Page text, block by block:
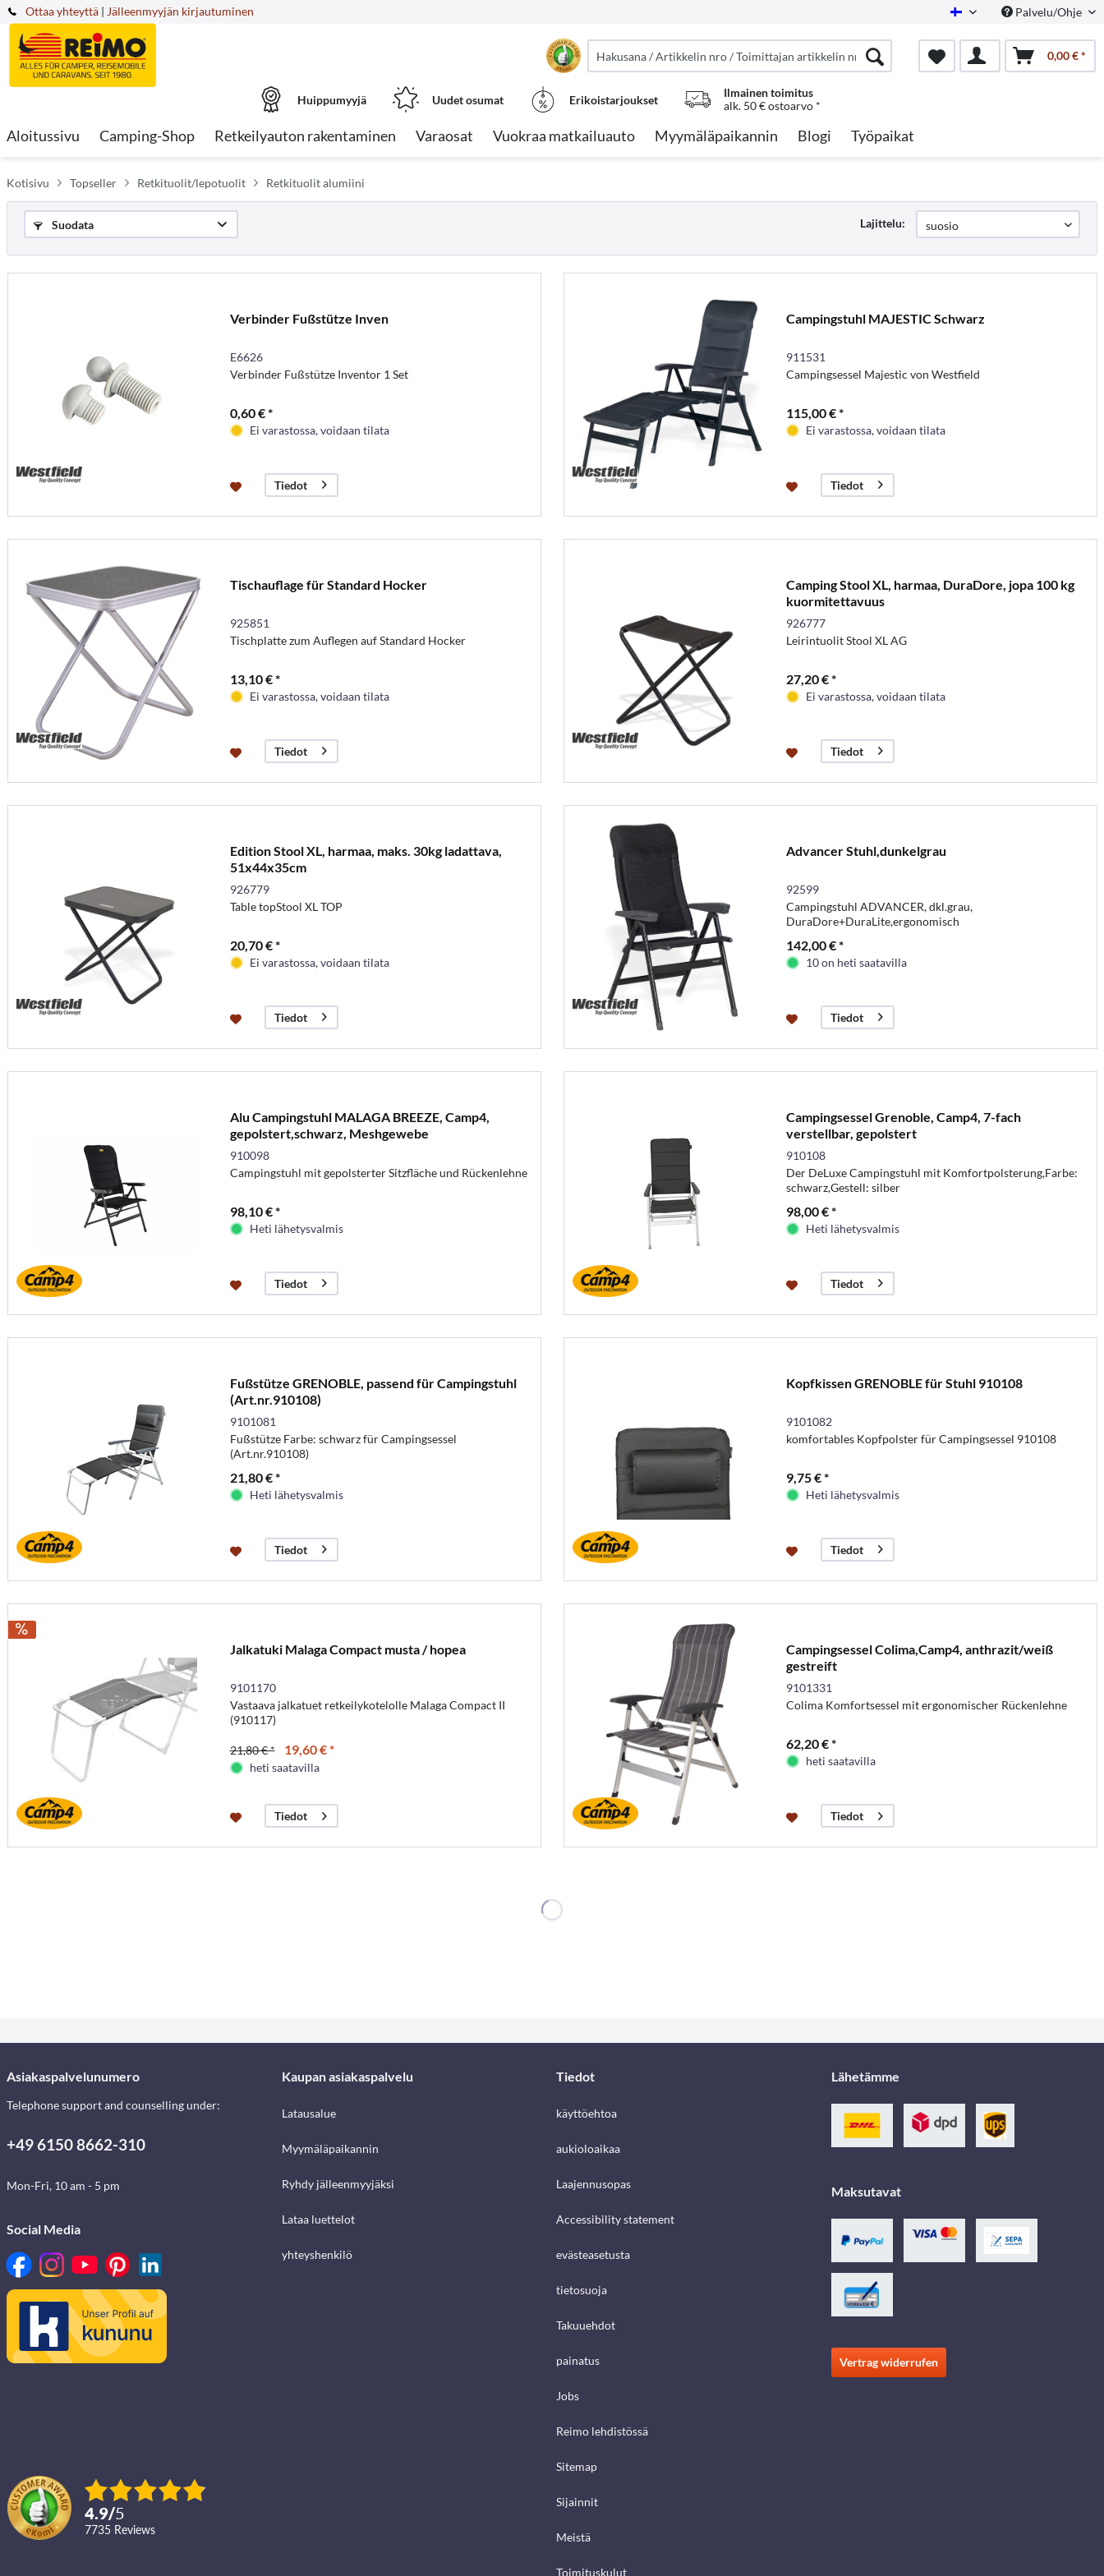
Ottaa yhteyttä Finnish Palvelu/Ohje
| Jälleenmyyjän kirjautuminen
0,00 € *
Huippumyyjä Uudet osumat Erikoistarjoukset
Ilmainen toimitus
alk. 50 € ostoarvo *
Aloitussivu Camping-Shop Retkeilyauton rakentaminen Varaosat Vuokraa matkailuauto Myymäläpaikannin Blogi Työpaikat
Kotisivu Topseller Retkituolit/lepotuolit Retkituolit alumiini
Suodata Lajittelu:
Verbinder Fußstütze Inven
E6626
Verbinder Fußstütze Inventor 1 Set
0,60 € *
Ei varastossa, voidaan tilata
Tiedot
Campingstuhl MAJESTIC Schwarz
911531
Campingsessel Majestic von Westfield
115,00 € *
Ei varastossa, voidaan tilata
Tiedot
Tischauflage für Standard Hocker
925851
Tischplatte zum Auflegen auf Standard Hocker
13,10 € *
Ei varastossa, voidaan tilata
Tiedot
Camping Stool XL, harmaa, DuraDore, jopa 100 kg
kuormitettavuus
926777
Leirintuolit Stool XL AG
27,20 € *
Ei varastossa, voidaan tilata
Tiedot
Edition Stool XL, harmaa, maks. 30kg ladattava,
51x44x35cm
926779
Table topStool XL TOP
20,70 € *
Ei varastossa, voidaan tilata
Tiedot
Advancer Stuhl,dunkelgrau
92599
Campingstuhl ADVANCER, dkl.grau,
DuraDore+DuraLite,ergonomisch
142,00 € *
10 on heti saatavilla
Tiedot
Alu Campingstuhl MALAGA BREEZE, Camp4,
gepolstert,schwarz, Meshgewebe
910098
Campingstuhl mit gepolsterter Sitzfläche und Rückenlehne
98,10 € *
Heti lähetysvalmis
Tiedot
Campingsessel Grenoble, Camp4, 7-fach
verstellbar, gepolstert
910108
Der DeLuxe Campingstuhl mit Komfortpolsterung,Farbe:
schwarz,Gestell: silber
98,00 € *
Heti lähetysvalmis
Tiedot
Fußstütze GRENOBLE, passend für Campingstuhl
(Art.nr.910108)
9101081
Fußstütze Farbe: schwarz für Campingsessel
(Art.nr.910108)
21,80 € *
Heti lähetysvalmis
Tiedot
Kopfkissen GRENOBLE für Stuhl 910108
9101082
komfortables Kopfpolster für Campingsessel 910108
9,75 € *
Heti lähetysvalmis
Tiedot
Jalkatuki Malaga Compact musta / hopea
9101170
Vastaava jalkatuet retkeilykotelolle Malaga Compact II
(910117)
21,80 € * 19,60 € *
heti saatavilla
Tiedot
Campingsessel Colima,Camp4, anthrazit/weiß
gestreift
9101331
Colima Komfortsessel mit ergonomischer Rückenlehne
62,20 € *
heti saatavilla
Tiedot
Asiakaspalvelunumero
Telephone support and counselling under:
+49 6150 8662-310
Mon-Fri, 10 am - 5 pm
Social Media
4.9/5
7735 reviews
Kaupan asiakaspalvelu
Latausalue
Myymäläpaikannin
Ryhdy jälleenmyyjäksi
Lataa luettelot
yhteyshenkilö
Tiedot
käyttöehtoa
aukioloaikaa
Laajennusopas
Accessibility statement
evästeasetusta
tietosuoja
Takuuehdot
painatus
Jobs
Reimo lehdistössä
Sitemap
Sijainnit
Meistä
Toimituskulut
Lähetämme
Maksutavat
Vertrag widerrufen